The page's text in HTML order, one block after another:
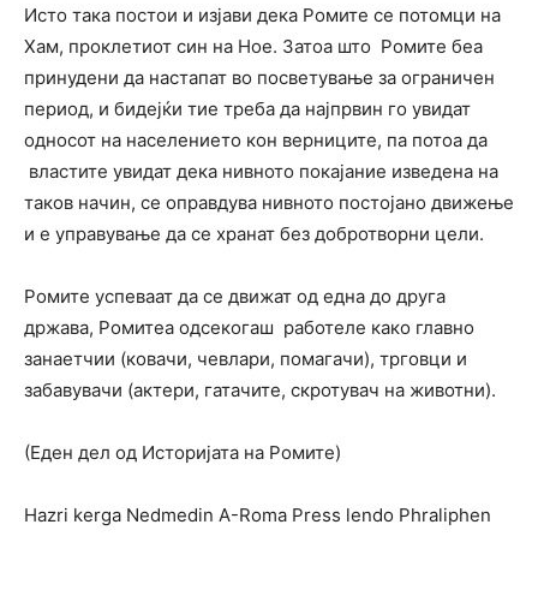
Исто така постои и изјави дека Ромите се потомци на
Хам, проклетиот син на Ное. Затоа што Ромите беа
принудени да настапат во посветување за ограничен
период, и бидејќи тие треба да најпрвин го увидат
односот на населението кон верниците, па потоа да
властите увидат дека нивното покајание изведена на
таков начин, се оправдува нивното постојано движење
и е управување да се хранат без добротворни цели.
Ромите успеваат да се движат од една до друга
држава, Ромитеа одсекогаш работеле како главно
занаетчии (ковачи, чевлари, помагачи), трговци и
забавувачи (актери, гатачите, скротувач на животни).
(Еден дел од Историјата на Ромите)
Hazri kerga Nedmedin A-Roma Press lendo Phraliphen